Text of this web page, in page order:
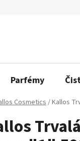
Parfémy
Cosmetics/Kallos